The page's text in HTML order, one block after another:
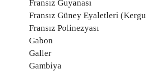
Fransız Guyanası
Fransız Güney Eyaletleri
Fransız Polinezyası
Gabon
Galler
Gambiya